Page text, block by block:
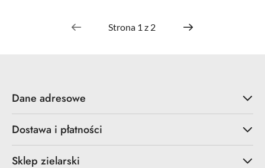
Dane adresowe
Dostawa i płatności
Sklep zielarski